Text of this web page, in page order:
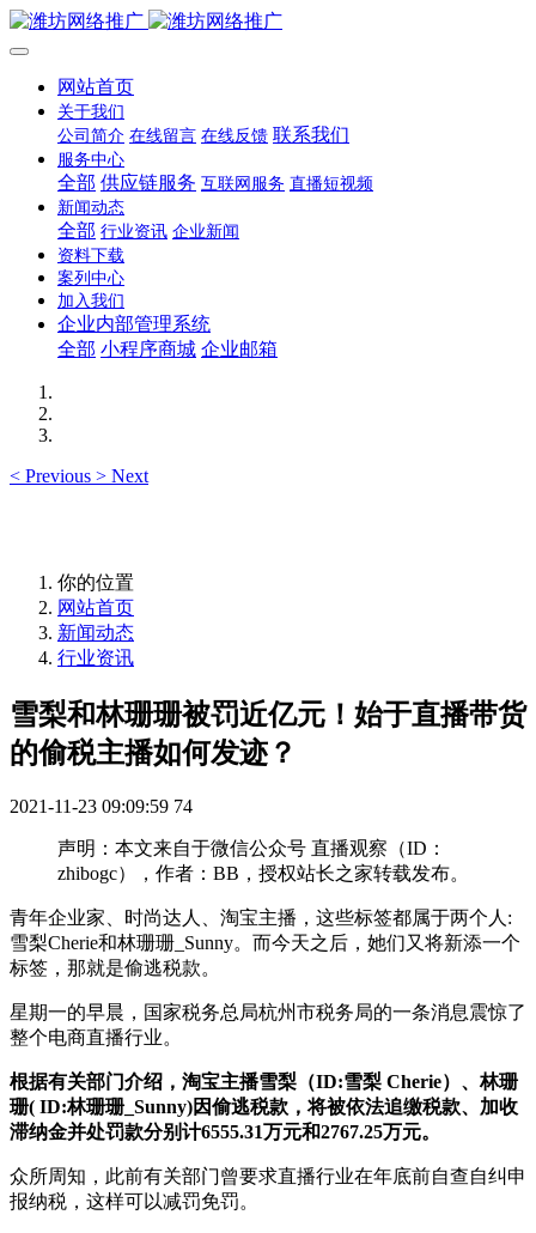
网站首页
关于我们
公司简介 在线留言 在线反馈 联系我们
服务中心
全部 供应链服务 互联网服务 直播短视频
新闻动态
全部 行业资讯 企业新闻
资料下载
案列中心
加入我们
企业内部管理系统
全部 小程序商城 企业邮箱
< Previous > Next
你的位置
网站首页
新闻动态
行业资讯
雪梨和林珊珊被罚近亿元！始于直播带货
的偷税主播如何发迹？
2021-11-23 09:09:59 74
声明：本文来自于微信公众号 直播观察（ID：
zhibogc），作者：BB，授权站长之家转载发布。
青年企业家、时尚达人、淘宝主播，这些标签都属于两个人:
雪梨Cherie和林珊珊_Sunny。而今天之后，她们又将新添一个
标签，那就是偷逃税款。
星期一的早晨，国家税务总局杭州市税务局的一条消息震惊了
整个电商直播行业。
根据有关部门介绍，淘宝主播雪梨（ID:雪梨 Cherie）、林珊
珊( ID:林珊珊_Sunny)因偷逃税款，将被依法追缴税款、加收
滞纳金并处罚款分别计6555.31万元和2767.25万元。
众所周知，此前有关部门曾要求直播行业在年底前自查自纠申
报纳税，这样可以减罚免罚。